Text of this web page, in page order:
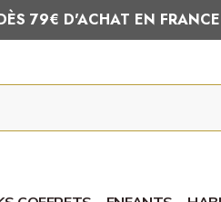
79€ D'ACHAT EN